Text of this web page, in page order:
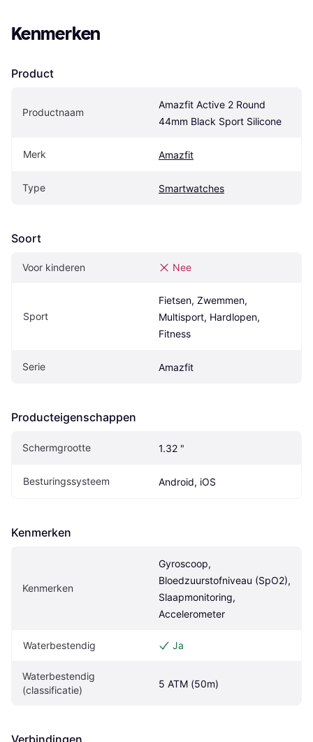
Kenmerken
Product
Productnaam
Amazfit Active 2 Round
44mm Black Sport Silicone
Merk Amazfit
Type Smartwatches
Soort
Voor kinderen Nee
Sport
Fietsen, Zwemmen,
Multisport, Hardlopen,
Fitness
Serie Amazfit
Producteigenschappen
Schermgrootte 1.32 "
Besturingssysteem Android, iOS
Kenmerken
Kenmerken
Gyroscoop,
Bloedzuurstofniveau (SpO2),
Slaapmonitoring,
Accelerometer
Waterbestendig Ja
Waterbestendig
(classificatie)
5 ATM (50m)
Verbindingen